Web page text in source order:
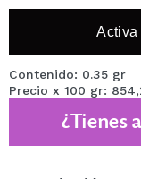
Activa
Contenido: 0.35 gr
Precio x 100 gr:
¿Tienes